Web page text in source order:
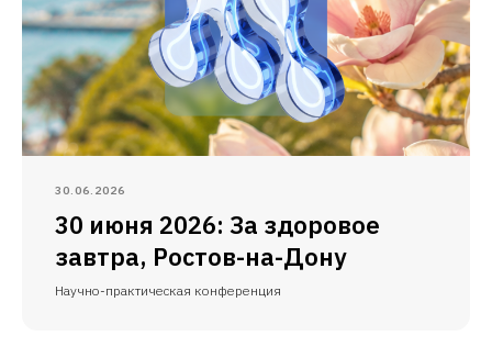
30.06.2026
30 июня 2026: За здоровое
завтра, Ростов-на-Дону
Научно-практическая конференция